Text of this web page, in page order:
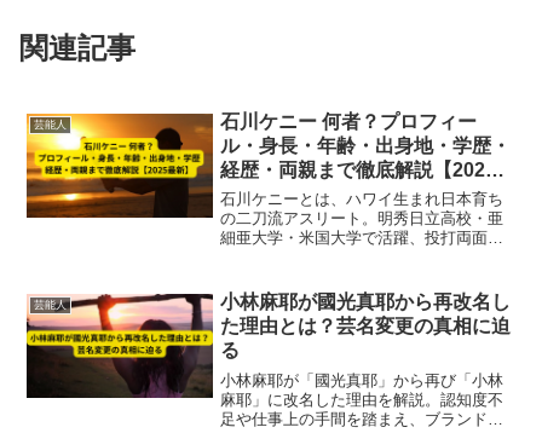
関連記事
芸能人
石川ケニー 何者？プロフィー
ル・身長・年齢・出身地・学歴・
経歴・両親まで徹底解説【2025
最新】
石川ケニーとは、ハワイ生まれ日本育ち
の二刀流アスリート。明秀日立高校・亜
細亜大学・米国大学で活躍、投打両面で
新】。
芸能人
小林麻耶が國光真耶から再改名し
た理由とは？芸名変更の真相に迫
る
小林麻耶が「國光真耶」から再び「小林
麻耶」に改名した理由を解説。認知度不
足や仕事上の手間を踏まえ、ブランド力